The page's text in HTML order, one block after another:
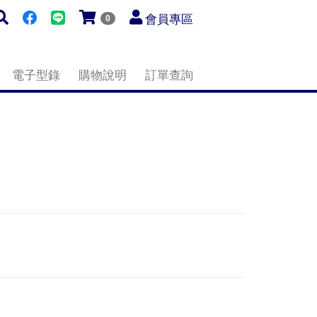
0 會員專區
電子型錄 購物說明 訂單查詢